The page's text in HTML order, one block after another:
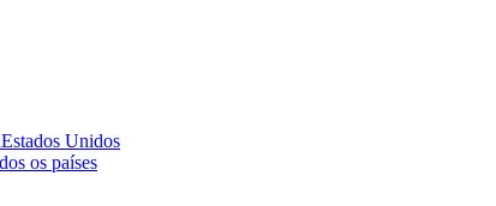
Estados Unidos
os países